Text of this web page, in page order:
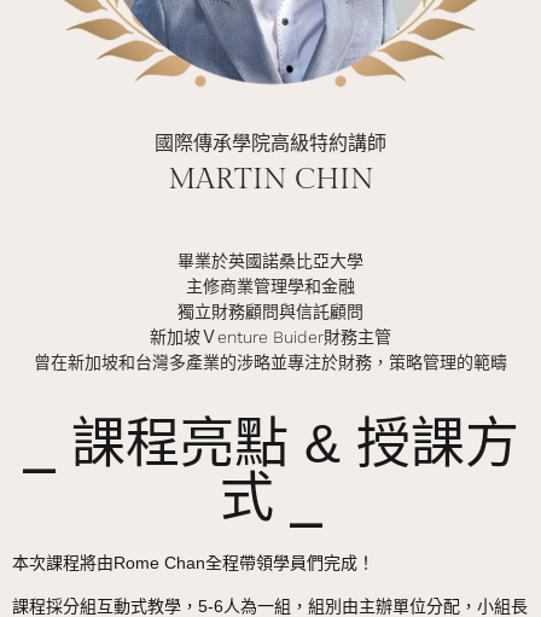
國際傳承學院高級特約講師
MARTIN CHIN
畢業於英國諾桑比亞大學
主修商業管理學和金融
獨立財務顧問與信託顧問
新加坡Ｖenture Buider財務主管
曾在新加坡和台灣多產業的涉略並專注於財務，策略管理的範疇
⎯ 課程亮點 & 授課方
式 ⎯
本次課程將由Rome Chan全程帶領學員們完成！
課程採分組互動式教學，5-6人為一組，組別由主辦單位分配，小組長